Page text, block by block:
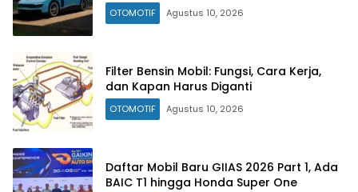
OTOMOTIF Agustus 10, 2026
Filter Bensin Mobil: Fungsi, Cara Kerja,
dan Kapan Harus Diganti
OTOMOTIF Agustus 10, 2026
Daftar Mobil Baru GIIAS 2026 Part 1, Ada
BAIC T1 hingga Honda Super One